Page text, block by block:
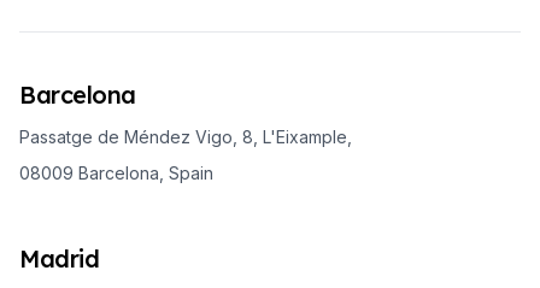
Barcelona
Passatge de Méndez Vigo, 8, L'Eixample,
08009 Barcelona, Spain
Madrid